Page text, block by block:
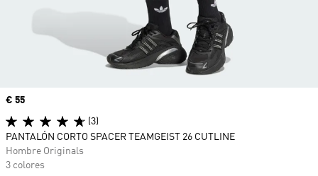
Precio
€ 55
(3)
PANTALÓN CORTO SPACER TEAMGEIST 26 CUTLINE
Hombre Originals
3 colores